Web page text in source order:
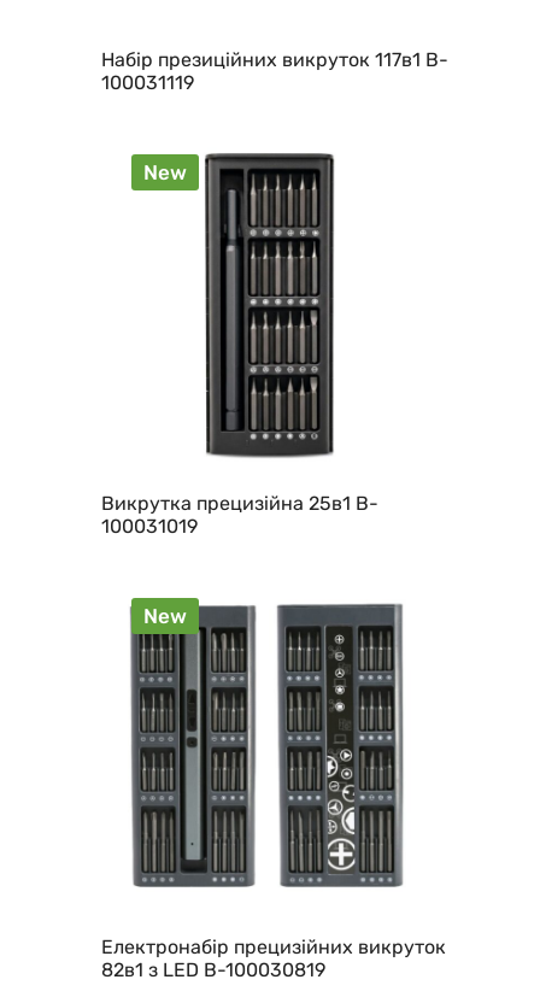
Набір презиційних викруток 117в1 B-
100031119
New
Викрутка прецизійна 25в1 B-
100031019
New
Електронабір прецизійних викруток
82в1 з LED B-100030819